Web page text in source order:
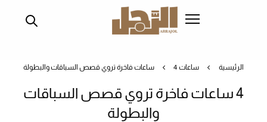
الرئيسية ساعات 4 ساعات فاخرة تروي قصص السباقات والبطولة
4 ساعات فاخرة تروي قصص السباقات
والبطولة